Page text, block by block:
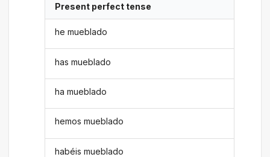
Present perfect tense
he mueblado
has mueblado
ha mueblado
hemos mueblado
habéis mueblado